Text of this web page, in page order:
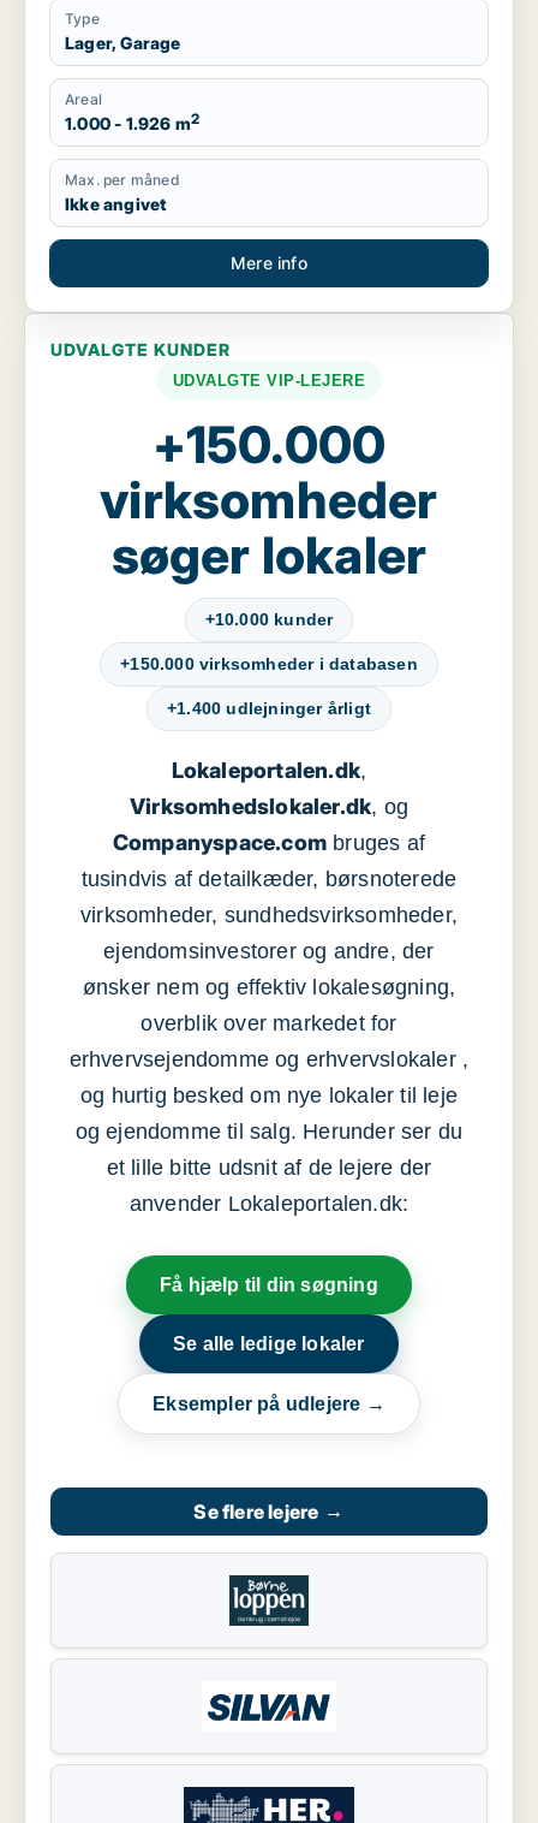
Type
Lager, Garage
Areal
1.000 - 1.926 m2
Max. per måned
Ikke angivet
Mere info
UDVALGTE KUNDER
UDVALGTE VIP-LEJERE
+150.000
virksomheder
søger lokaler
+10.000 kunder
+150.000 virksomheder i databasen
+1.400 udlejninger årligt
Lokaleportalen.dk,
Virksomhedslokaler.dk, og
Companyspace.com bruges af
tusindvis af detailkæder, børsnoterede
virksomheder, sundhedsvirksomheder,
ejendomsinvestorer og andre, der
ønsker nem og effektiv lokalesøgning,
overblik over markedet for
erhvervsejendomme og erhvervslokaler ,
og hurtig besked om nye lokaler til leje
og ejendomme til salg. Herunder ser du
et lille bitte udsnit af de lejere der
anvender Lokaleportalen.dk:
Få hjælp til din søgning
Se alle ledige lokaler
Eksempler på udlejere →
Se flere lejere →